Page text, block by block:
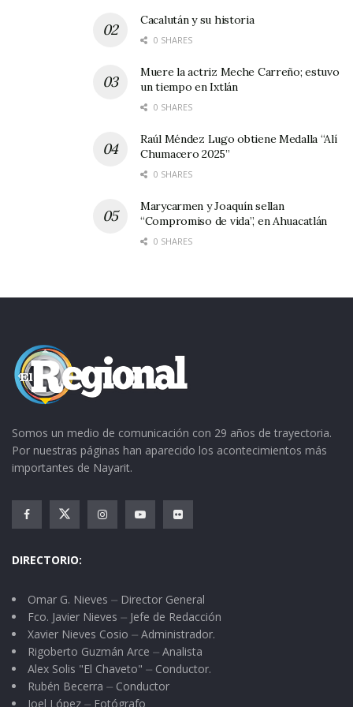
Lo conveniente será que Humberto Moreira
en sus manos el proceso de selección del
candidato; escuchando los distintos estratos de
la militancia partidista, para garantizar la
unidad y el consecuente triunfo electoral el
próximo tres de julio.
Cacalután y su historia
0 SHARES
Muere la actriz Meche Carreño; estuvo
un tiempo en Ixtlán
0 SHARES
Raúl Méndez Lugo obtiene Medalla “Alí
Chumacero 2025”
0 SHARES
Marycarmen y Joaquín sellan
“Compromiso de vida”, en Ahuacatlán
0 SHARES
Somos un medio de comunicación con 29 años de trayectoria.
Por nuestras páginas han aparecido los acontecimientos más
importantes de Nayarit.
DIRECTORIO:
Omar G. Nieves ⏤ Director General
Fco. Javier Nieves ⏤ Jefe de Redacción
Xavier Nieves Cosio ⏤ Administrador.
Rigoberto Guzmán Arce ⏤ Analista
Alex Solis "El Chaveto" ⏤ Conductor.
Rubén Becerra ⏤ Conductor
Joel López ⏤ Fotógrafo